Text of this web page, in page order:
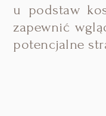
u podstaw
zapewnić
potencjalne